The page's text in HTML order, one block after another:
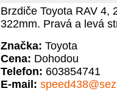
Brzdiče Toyota RAV 4,
322mm. Pravá a levá
Značka: Toyota
Cena: Dohodou
Telefon: 603854741
E-mail: